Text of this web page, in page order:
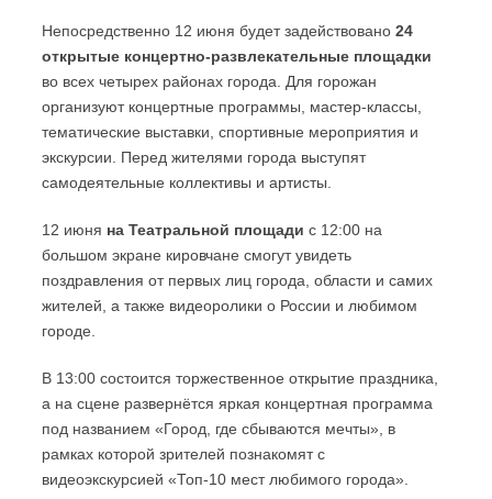
Непосредственно 12 июня будет задействовано 24
открытые концертно-развлекательные площадки
во всех четырех районах города. Для горожан
организуют концертные программы, мастер-классы,
тематические выставки, спортивные мероприятия и
экскурсии. Перед жителями города выступят
самодеятельные коллективы и артисты.
12 июня на Театральной площади с 12:00 на
большом экране кировчане смогут увидеть
поздравления от первых лиц города, области и самих
жителей, а также видеоролики о России и любимом
городе.
В 13:00 состоится торжественное открытие праздника,
а на сцене развернётся яркая концертная программа
под названием «Город, где сбываются мечты», в
рамках которой зрителей познакомят с
видеоэкскурсией «Топ-10 мест любимого города».